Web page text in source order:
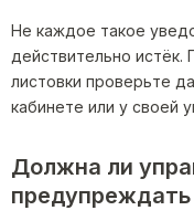
Не каждое такое
действительно
листовки проверьте
кабинете или у своей
Должна ли
предупреждать